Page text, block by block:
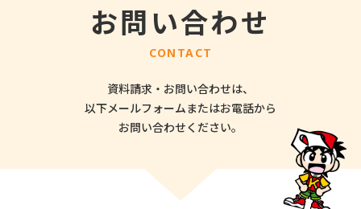
お問い合わせ
CONTACT
資料請求・お問い合わせは、
以下メールフォームまたはお電話から
お問い合わせください。